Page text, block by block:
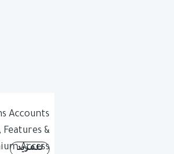
Accounts
Features &
Access
للمزيد